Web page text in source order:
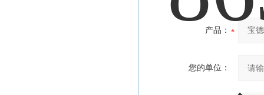
产品：
您的单位：